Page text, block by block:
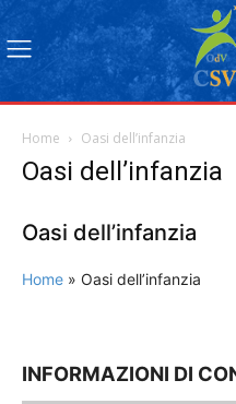
Home Oasi dell’infanzia
Oasi dell’infanzia
Oasi dell’infanzia
Home » Oasi dell’infanzia
INFORMAZIONI DI